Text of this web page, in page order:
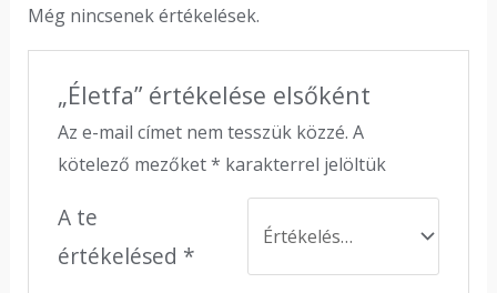
Még nincsenek értékelések.
„Életfa” értékelése elsőként
Az e-mail címet nem tesszük közzé. A
kötelező mezőket* karakterrel jelöltük
A te
értékelésed *